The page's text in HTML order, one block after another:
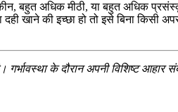
बहुत अधिक मीठी, या बहुत अधिक
खाने की इच्छा हो तो इसे बिना किसी
के दौरान अपनी विशिष्ट